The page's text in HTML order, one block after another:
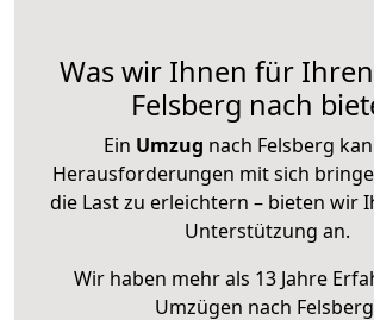
Was wir Ihnen für
Felsberg nach
Ein Umzug nach Felsberg
Herausforderungen mit sich
die Last zu erleichtern – bieten wir
Unterstützung an.
Wir haben mehr als 13 Jahre
Umzügen nach Felsberg